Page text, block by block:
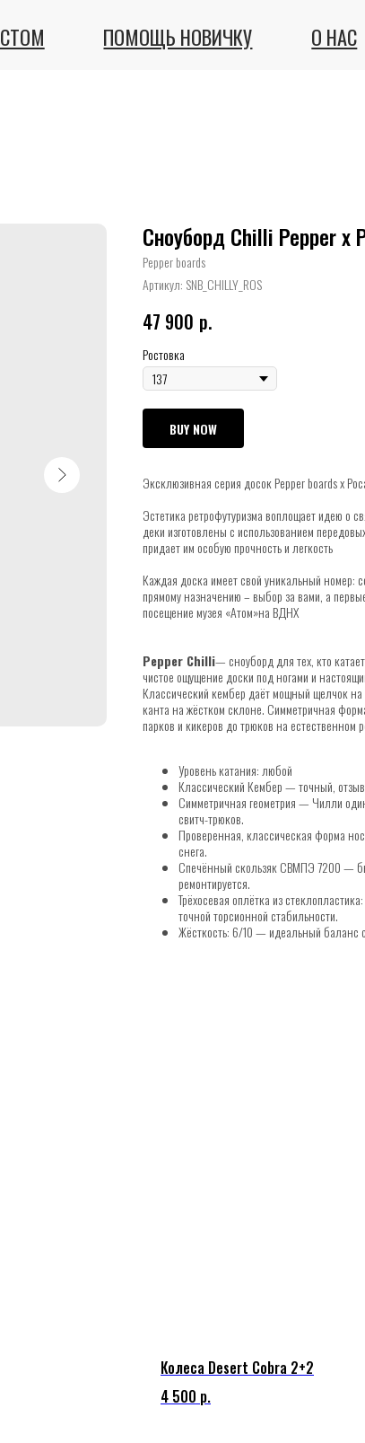
ПОМОЩЬ НОВИЧКУ О НАС
Сноуборд Chilli Pepper x
Pepper boards
Артикул: SNB_CHILLY_ROS
47 900 р.
Ростовка
BUY NOW
Эксклюзивная серия досок Pepper boards x
Эстетика ретрофутуризма воплощает идею о
деки изготовлены с использованием
придает им особую прочность и легкость
Каждая доска имеет свой уникальный номер:
прямому назначению – выбор за вами, а
посещение музея «Атом»на ВДНХ
Pepper Chilli— сноуборд для тех, кто
чистое ощущение доски под ногами и
Классический кембер даёт мощный щелчок на
канта на жёстком склоне. Симметричная
парков и кикеров до трюков на естественном
Уровень катания: любой
Классический Кембер — точный,
Симметричная геометрия — Чилли
свитч-трюков.
Проверенная, классическая форма
снега.
Спечённый скользяк СВМПЭ 7200 —
ремонтируется.
Трёхосевая оплётка из
точной торсионной стабильности.
Жёсткость: 6/10 — идеальный баланс
Колеса Desert Cobra 2+2
4 500 р.